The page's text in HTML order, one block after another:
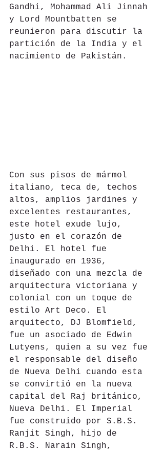
Gandhi, Mohammad Ali Jinnah
y Lord Mountbatten se
reunieron para discutir la
partición de la India y el
nacimiento de Pakistán.
Con sus pisos de mármol
italiano, teca de, techos
altos, amplios jardines y
excelentes restaurantes,
este hotel exude lujo,
justo en el corazón de
Delhi. El hotel fue
inaugurado en 1936,
diseñado con una mezcla de
arquitectura victoriana y
colonial con un toque de
estilo Art Deco. El
arquitecto, DJ Blomfield,
fue un asociado de Edwin
Lutyens, quien a su vez fue
el responsable del diseño
de Nueva Delhi cuando esta
se convirtió en la nueva
capital del Raj británico,
Nueva Delhi. El Imperial
fue construido por S.B.S.
Ranjit Singh, hijo de
R.B.S. Narain Singh,